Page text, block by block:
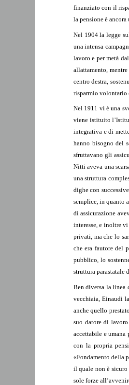
finanziato con il
la pensione è
Nel 1904 la legge
una intensa
lavoro e per metà
allattamento,
centro destra,
risparmio volontario
Nel 1911 vi è una
viene istituito
integrativa e di
hanno bisogno del
sfruttavano gli
Nitti aveva una
una struttura
dighe con
semplice, in quanto
di assicurazione
interesse, e inoltre
privati, ma che lo
che era fautore del
pubblico, lo
struttura parastatale
Ben diversa la
vecchiaia, Einaudi
anche quello
suo datore di
accettabile e
con la propria
«Fondamento della
il quale non è
sole forze